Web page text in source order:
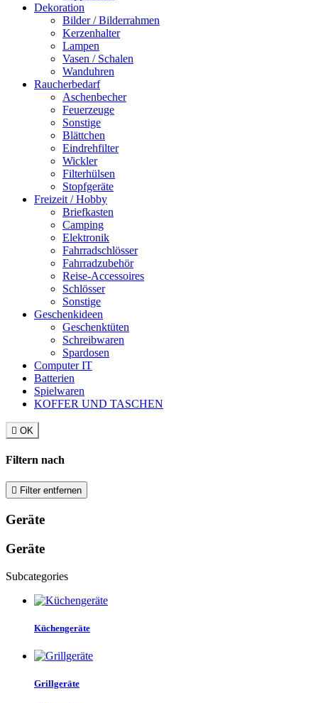
Dekoration
Bilder / Bilderrahmen
Kerzenhalter
Lampen
Vasen / Schalen
Wanduhren
Raucherbedarf
Aschenbecher
Feuerzeuge
Sonstige
Blättchen
Eindrehfilter
Wickler
Filterhülsen
Stopfgeräte
Freizeit / Hobby
Briefkasten
Camping
Elektronik
Fahrradschlösser
Fahrradzubehör
Reise-Accessoires
Schlösser
Sonstige
Geschenkideen
Geschenktüten
Schreibwaren
Spardosen
Computer IT
Batterien
Spielwaren
KOFFER UND TASCHEN
 OK
Filtern nach
 Filter entfernen
Geräte
Geräte
Subcategories
Küchengeräte
Grillgeräte